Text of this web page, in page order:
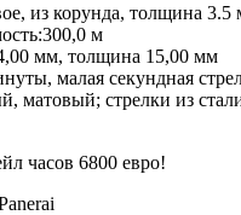
из корунда, толщина
м
мм, толщина 15,00 мм
малая секундная
матовый; стрелки из
часов 6800 евро!